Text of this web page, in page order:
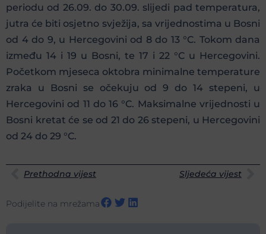
periodu od 26.09. do 30.09. slijedi pad temperatura,
jutra će biti osjetno svježija, sa vrijednostima u Bosni
od 4 do 9, u Hercegovini od 8 do 13 °C. Tokom dana
između 14 i 19 u Bosni, te 17 i 22 °C u Hercegovini.
Početkom mjeseca oktobra minimalne temperature
zraka u Bosni se očekuju od 9 do 14 stepeni, u
Hercegovini od 11 do 16 °C. Maksimalne vrijednosti u
Bosni kretat će se od 21 do 26 stepeni, u Hercegovini
od 24 do 29 °C.
Prethodna vijest Sljedeća vijest
Podijelite na mrežama